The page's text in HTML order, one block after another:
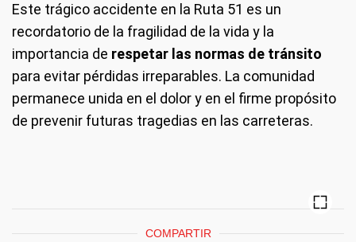
Este trágico accidente en la Ruta 51 es un
recordatorio de la fragilidad de la vida y la
importancia de respetar las normas de tránsito
para evitar pérdidas irreparables. La comunidad
permanece unida en el dolor y en el firme propósito
de prevenir futuras tragedias en las carreteras.
COMPARTIR